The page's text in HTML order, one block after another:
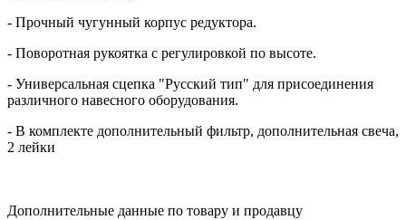
- Прочный чугунный корпус редуктора.
- Поворотная рукоятка с регулировкой по высоте.
- Универсальная сцепка "Русский тип" для присоединения
различного навесного оборудования.
- В комплекте дополнительный фильтр, дополнительная свеча,
2 лейки
Дополнительные данные по товару и продавцу